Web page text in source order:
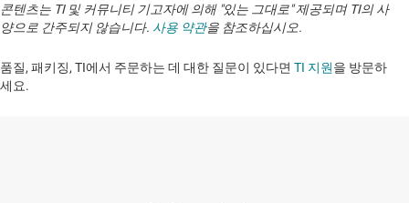
콘텐츠는 TI 및 커뮤니티 기고자에 의해 "있는 그대로" 제공되며 TI의 사
양으로 간주되지 않습니다. 사용 약관을 참조하십시오.
품질, 패키징, TI에서 주문하는 데 대한 질문이 있다면 TI 지원을 방문하
세요. ​​​​​​​​​​​​​​